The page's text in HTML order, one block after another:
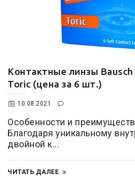
Контактные линзы Bausch
Toric (цена за 6 шт.)
10.08.2021
Особенности и
Благодаря уникальному
двойной к...
ЧИТАТЬ ДАЛЕЕ